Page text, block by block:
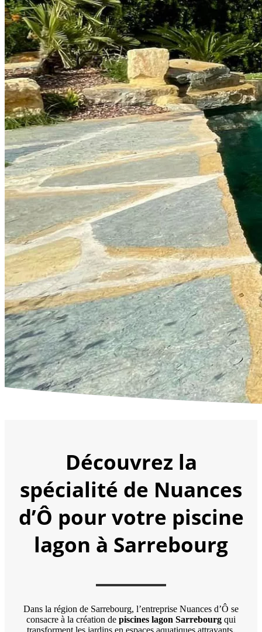
Découvrez la
spécialité de Nuances
d’Ô pour votre piscine
lagon à Sarrebourg
Dans la région de Sarrebourg, l’entreprise Nuances d’Ô se
consacre à la création de piscines lagon Sarrebourg qui
transforment les jardins en espaces aquatiques attrayants.